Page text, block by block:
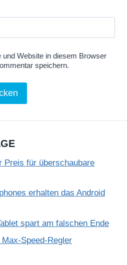
Website in diesem Browser
speichern.
Preis für überschaubare
erhalten das Android
spart am falschen Ende
Speed-Regler